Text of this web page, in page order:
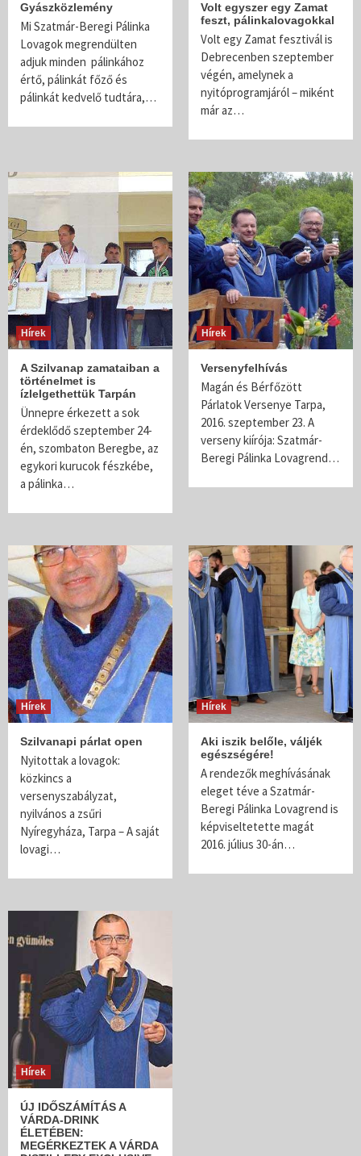
Gyászközlemény
Mi Szatmár-Beregi Pálinka
Lovagok megrendülten
adjuk minden pálinkához
értő, pálinkát főző és
pálinkát kedvelő tudtára,…
Volt egyszer egy Zamat
feszt, pálinkalovagokkal
Volt egy Zamat fesztivál is
Debrecenben szeptember
végén, amelynek a
nyitóprogramjáról – miként
már az…
Hírek
A Szilvanap zamataiban a
történelmet is
ízlelgethettük Tarpán
Ünnepre érkezett a sok
érdeklődő szeptember 24-
én, szombaton Beregbe, az
egykori kurucok fészkébe,
a pálinka…
Hírek
Versenyfelhívás
Magán és Bérfőzött
Párlatok Versenye Tarpa,
2016. szeptember 23. A
verseny kiírója: Szatmár-
Beregi Pálinka Lovagrend…
Hírek
Szilvanapi párlat open
Nyitottak a lovagok:
közkincs a
versenyszabályzat,
nyilvános a zsűri
Nyíregyháza, Tarpa – A saját
lovagi…
Hírek
Aki iszik belőle, váljék
egészségére!
A rendezők meghívásának
eleget téve a Szatmár-
Beregi Pálinka Lovagrend is
képviseltetette magát
2016. július 30-án…
Hírek
ÚJ IDŐSZÁMÍTÁS A
VÁRDA-DRINK
ÉLETÉBEN:
MEGÉRKEZTEK A VÁRDA